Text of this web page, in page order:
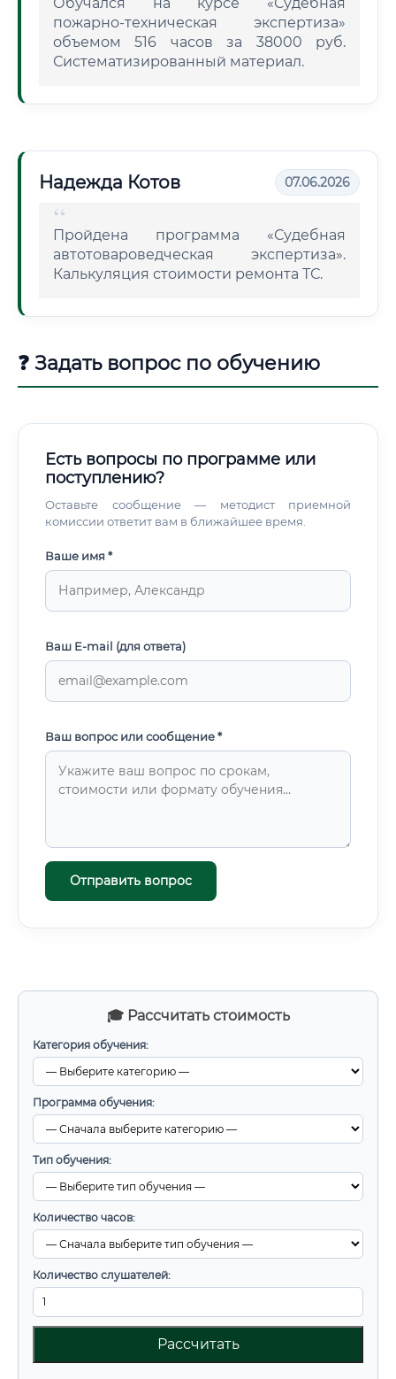
🎓 Рассчитать стоимость
Категория обучения:
Программа обучения:
Тип обучения:
Количество часов:
Количество слушателей:
Рассчитать
пожарно-техническая экспертиза»
объемом 516 часов за 38000 руб.
Систематизированный материал.
Надежда Котов 07.06.2026
Пройдена программа «Судебная
автотовароведческая экспертиза».
Калькуляция стоимости ремонта ТС.
❓ Задать вопрос по обучению
Есть вопросы по программе или
поступлению?
Оставьте сообщение — методист приемной
комиссии ответит вам в ближайшее время.
Ваше имя *
Ваш E-mail (для ответа)
Ваш вопрос или сообщение *
Отправить вопрос